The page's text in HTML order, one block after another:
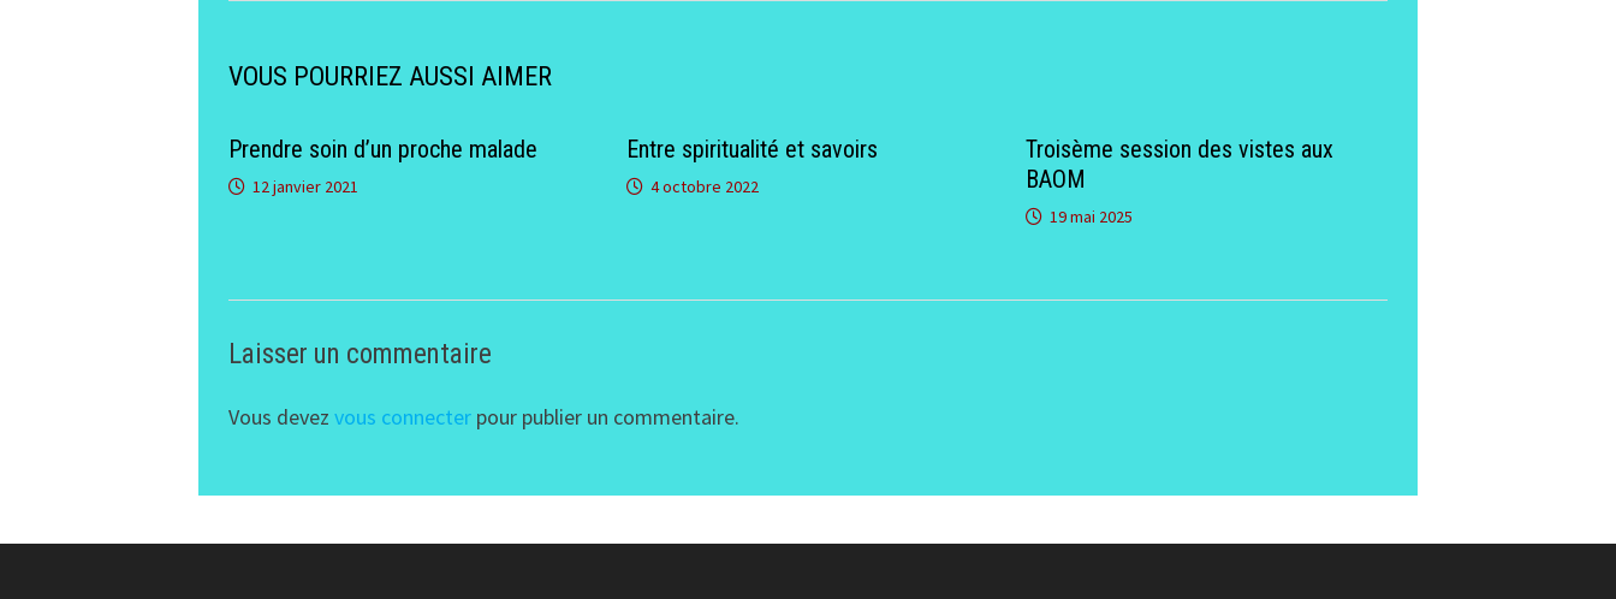
VOUS POURRIEZ AUSSI AIMER
Prendre soin d’un proche malade
12 janvier 2021
Entre spiritualité et savoirs
4 octobre 2022
Troisème session des vistes aux
BAOM
19 mai 2025
Laisser un commentaire
Vous devezvous connecter pour publier un commentaire.